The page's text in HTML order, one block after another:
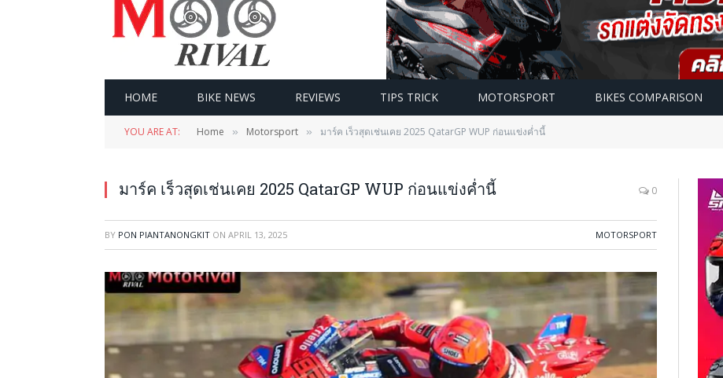
HOME BIKE NEWS REVIEWS TIPS TRICK MOTORSPORT BIKES COMPARISON
YOU ARE AT: Home » Motorsport » มาร์ค เร็วสุดเช่นเคย 2025 QatarGP WUP ก่อนแข่งค่ำนี้
มาร์ค เร็วสุดเช่นเคย 2025 QatarGP WUP ก่อนแข่งค่ำนี้ 0
BY PON PIANTANONGKIT ON APRIL 13, 2025 MOTORSPORT